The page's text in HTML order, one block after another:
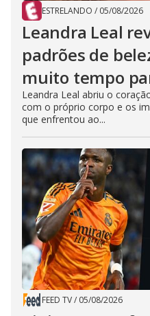
ESTRELANDO / 05/08/2026
Leandra Leal
padrões de
muito tempo
Leandra Leal abriu o
com o próprio corpo e os
que enfrentou ao...
FEED TV/ 05/08/2026